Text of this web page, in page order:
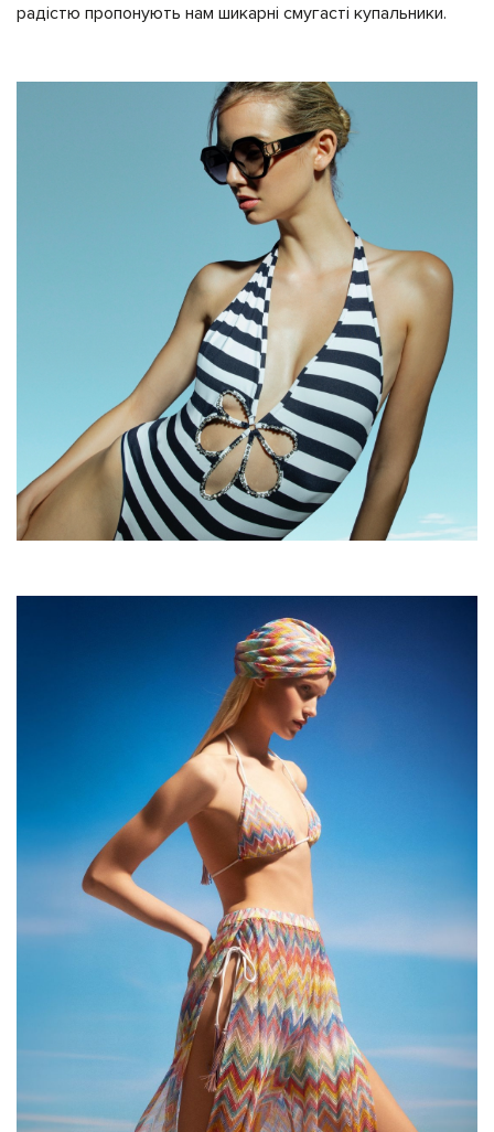
радістю пропонують нам шикарні смугасті купальники.